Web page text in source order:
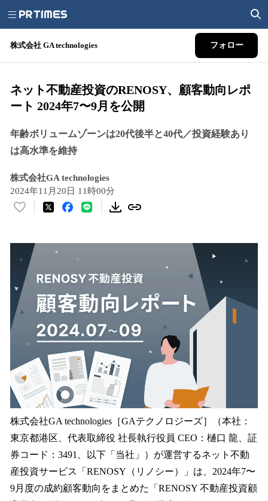
株式会社 GA technologies フォロー
ネット不動産投資のRENOSY、顧客動向レポ
ート 2024年7〜9月を公開
年齢ボリュームゾーンは20代後半と40代／投資経験あり
は高水準を維持
株式会社GA technologies
2024年11月20日 11時00分
い
数
を
読
み
込
す
株式会社GA technologies［GAテクノロジーズ］（本社：
東京都港区、代表取締役 社長執行役員 CEO：樋口 龍、証
券コード：3491、以下「当社」）が運営するネット不動
産投資サービス「RENOSY（リノシー）」は、2024年7〜
9月度の成約顧客動向をまとめた「RENOSY 不動産投資顧